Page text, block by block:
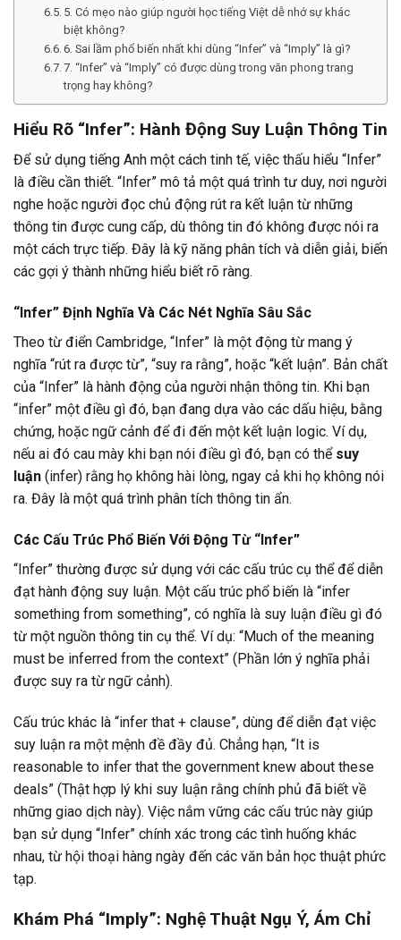
5. Có mẹo nào giúp người học tiếng Việt dễ nhớ sự khác
biệt không?
6. Sai lầm phổ biến nhất khi dùng “Infer” và “Imply” là gì?
7. “Infer” và “Imply” có được dùng trong văn phong trang
trọng hay không?
Hiểu Rõ “Infer”: Hành Động Suy Luận Thông Tin
Để sử dụng tiếng Anh một cách tinh tế, việc thấu hiểu “Infer”
là điều cần thiết. “Infer” mô tả một quá trình tư duy, nơi người
nghe hoặc người đọc chủ động rút ra kết luận từ những
thông tin được cung cấp, dù thông tin đó không được nói ra
một cách trực tiếp. Đây là kỹ năng phân tích và diễn giải, biến
các gợi ý thành những hiểu biết rõ ràng.
“Infer” Định Nghĩa Và Các Nét Nghĩa Sâu Sắc
Theo từ điển Cambridge, “Infer” là một động từ mang ý
nghĩa “rút ra được từ”, “suy ra rằng”, hoặc “kết luận”. Bản chất
của “Infer” là hành động của người nhận thông tin. Khi bạn
“infer” một điều gì đó, bạn đang dựa vào các dấu hiệu, bằng
chứng, hoặc ngữ cảnh để đi đến một kết luận logic. Ví dụ,
nếu ai đó cau mày khi bạn nói điều gì đó, bạn có thể suy
luận (infer) rằng họ không hài lòng, ngay cả khi họ không nói
ra. Đây là một quá trình phân tích thông tin ẩn.
Các Cấu Trúc Phổ Biến Với Động Từ “Infer”
“Infer” thường được sử dụng với các cấu trúc cụ thể để diễn
đạt hành động suy luận. Một cấu trúc phổ biến là “infer
something from something”, có nghĩa là suy luận điều gì đó
từ một nguồn thông tin cụ thể. Ví dụ: “Much of the meaning
must be inferred from the context” (Phần lớn ý nghĩa phải
được suy ra từ ngữ cảnh).
Cấu trúc khác là “infer that + clause”, dùng để diễn đạt việc
suy luận ra một mệnh đề đầy đủ. Chẳng hạn, “It is
reasonable to infer that the government knew about these
deals” (Thật hợp lý khi suy luận rằng chính phủ đã biết về
những giao dịch này). Việc nắm vững các cấu trúc này giúp
bạn sử dụng “Infer” chính xác trong các tình huống khác
nhau, từ hội thoại hàng ngày đến các văn bản học thuật phức
tạp.
Khám Phá “Imply”: Nghệ Thuật Ngụ Ý, Ám Chỉ